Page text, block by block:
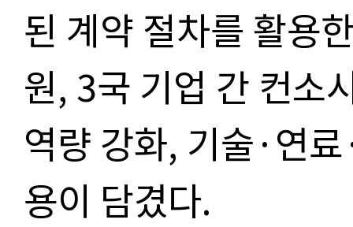
된 계약 절차를 활용
원, 3국 기업 간 컨소
역량 강화, 기술·연
용이 담겼다.